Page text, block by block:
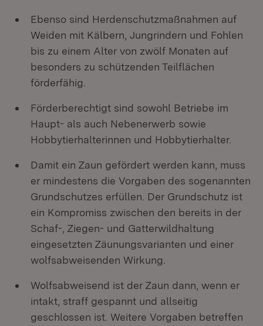
Ebenso sind Herdenschutzmaßnahmen auf
Weiden mit Kälbern, Jungrindern und Fohlen
bis zu einem Alter von zwölf Monaten auf
besonders zu schützenden Teilflächen
förderfähig.
Förderberechtigt sind sowohl Betriebe im
Haupt- als auch Nebenerwerb sowie
Hobbytierhalterinnen und Hobbytierhalter.
Damit ein Zaun gefördert werden kann, muss
er mindestens die Vorgaben des sogenannten
Grundschutzes erfüllen. Der Grundschutz ist
ein Kompromiss zwischen den bereits in der
Schaf-, Ziegen- und Gatterwildhaltung
eingesetzten Zäunungsvarianten und einer
wolfsabweisenden Wirkung.
Wolfsabweisend ist der Zaun dann, wenn er
intakt, straff gespannt und allseitig
geschlossen ist. Weitere Vorgaben betreffen